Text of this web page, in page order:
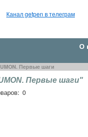
Канал getpen в телеграм
О
Первые шаги
Первые шаги"
0